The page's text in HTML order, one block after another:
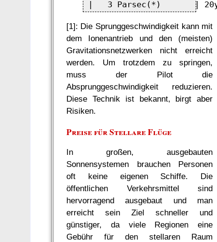
[1]: Die Sprunggeschwindigkeit kann mit
dem Ionenantrieb und den (meisten)
Gravitationsnetzwerken nicht erreicht
werden. Um trotzdem zu springen,
muss der Pilot die
Absprunggeschwindigkeit reduzieren.
Diese Technik ist bekannt, birgt aber
Risiken.
Preise für Stellare Flüge
In großen, ausgebauten
Sonnensystemen brauchen Personen
oft keine eigenen Schiffe. Die
öffentlichen Verkehrsmittel sind
hervorragend ausgebaut und man
erreicht sein Ziel schneller und
günstiger, da viele Regionen eine
Gebühr für den stellaren Raum